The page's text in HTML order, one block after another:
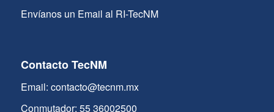
Envíanos un Email al RI-TecNM
Contacto TecNM
Email: contacto@tecnm.mx
Conmutador: 55 36002500